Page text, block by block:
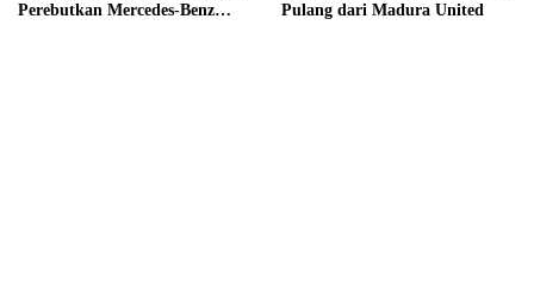
Perebutkan Mercedes-Benz
Pulang dari Madura United